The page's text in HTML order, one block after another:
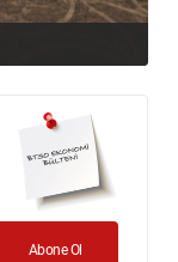
Abone Ol